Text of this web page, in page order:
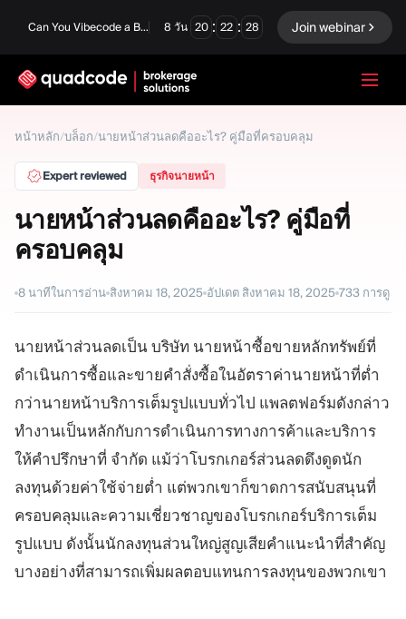
Can You Vibecode a Brokerage Platform? 8 วัน 20 : 22 : 27 Join webinar
หน้าหลัก/บล็อก/นายหน้าส่วนลดคืออะไร? คู่มือที่ครอบคลุม
Expert reviewed ธุรกิจนายหน้า
นายหน้าส่วนลดคืออะไร? คู่มือที่
ครอบคลุม
8นาทีในการอ่าน สิงหาคม 18, 2025 อัปเดต สิงหาคม 18, 2025 733 การดู
นายหน้าส่วนลดเป็น บริษัท นายหน้าซื้อขายหลักทรัพย์ที่
ดำเนินการซื้อและขายคำสั่งซื้อในอัตราค่านายหน้าที่ต่ำ
กว่านายหน้าบริการเต็มรูปแบบทั่วไป แพลตฟอร์มดังกล่าว
ทำงานเป็นหลักกับการดำเนินการทางการค้าและบริการ
ให้คำปรึกษาที่ จำกัด แม้ว่าโบรกเกอร์ส่วนลดดึงดูดนัก
ลงทุนด้วยค่าใช้จ่ายต่ำ แต่พวกเขาก็ขาดการสนับสนุนที่
ครอบคลุมและความเชี่ยวชาญของโบรกเกอร์บริการเต็ม
รูปแบบ ดังนั้นนักลงทุนส่วนใหญ่สูญเสียคำแนะนำที่สำคัญ
บางอย่างที่สามารถเพิ่มผลตอบแทนการลงทุนของพวกเขา
LANGUAGE
ภาษาไทย
โซลูชันครบวงจร
ฟอเร็กซ์ / CFD
ตลาดหลักทรัพย์และการ
โมดูล
แพลตฟอร์มเทรด แบ็กออฟฟิศ
ทรัพยากร
คู่มือการตลาด
บล็อก
คำศัพท์
เพิ่มเติม
เกี่ยวกับเรา
ทีม
เหตุการณ์